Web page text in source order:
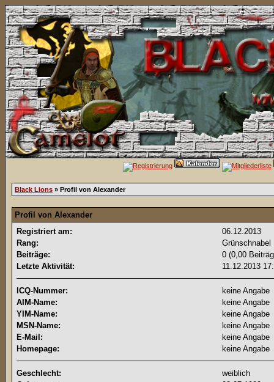
Black Lions » Profil von Alexander
Profil von Alexander
Registriert am:
06.12.2013
Rang:
Grünschnabel
Beiträge:
0 (0,00
Letzte Aktivität:
11.12.2013
ICQ-Nummer:
keine Angabe
AIM-Name:
keine Angabe
YIM-Name:
keine Angabe
MSN-Name:
keine Angabe
E-Mail:
keine Angabe
Homepage:
keine Angabe
Geschlecht:
weiblich